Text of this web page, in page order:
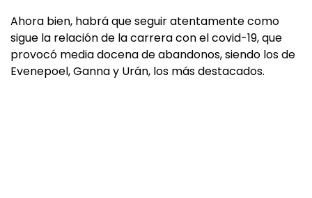
Ahora bien, habrá que seguir atentamente como
sigue la relación de la carrera con el covid-19, que
provocó media docena de abandonos, siendo los de
Evenepoel, Ganna y Urán, los más destacados.